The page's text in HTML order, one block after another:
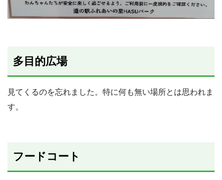
多目的広場
見てくるのを忘れました。特に何も無い場所とは思われま
す。
フードコート